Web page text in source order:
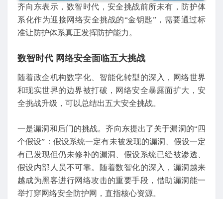
齐向东表示，数智时代，安全挑战前所未有，防护体
系化作为迎接网络安全挑战的“金钥匙”，需要通过标
准让防护体系真正发挥防护能力。
数智时代 网络安全面临五大挑战
随着政企机构数字化、智能化转型的深入，网络世界
和现实世界的边界被打破，网络安全暴露面扩大，安
全挑战升级，可以总结出五大安全挑战。
一是漏洞和后门的挑战。齐向东提出了关于漏洞的“四
个假设”：假设系统一定有未被发现的漏洞、假设一定
有已发现但仍未修补的漏洞、假设系统已经被渗透、
假设内部人员不可靠。随着数智化的深入，漏洞越来
越成为黑客进行网络攻击的重要手段，借助漏洞能一
举打穿网络安全防护网，直指核心资源。